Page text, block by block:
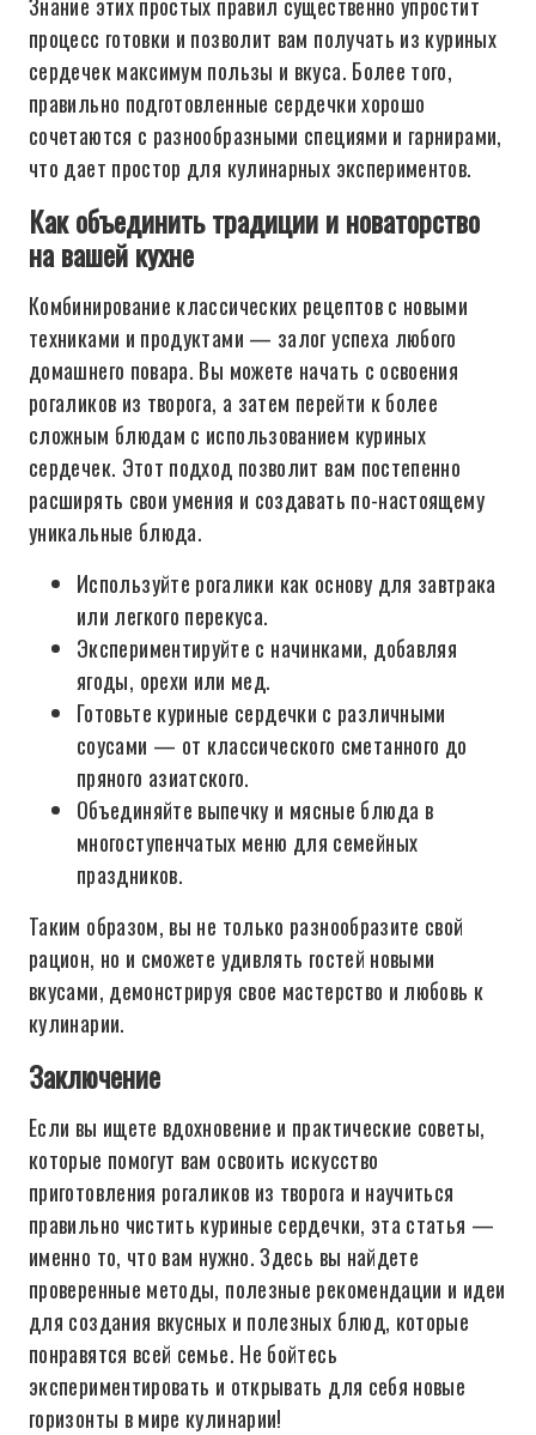
процесс готовки и позволит вам получать из куриных
сердечек максимум пользы и вкуса. Более того,
правильно подготовленные сердечки хорошо
сочетаются с разнообразными специями и гарнирами,
что дает простор для кулинарных экспериментов.
Как объединить традиции и новаторство
на вашей кухне
Комбинирование классических рецептов с новыми
техниками и продуктами — залог успеха любого
домашнего повара. Вы можете начать с освоения
рогаликов из творога, а затем перейти к более
сложным блюдам с использованием куриных
сердечек. Этот подход позволит вам постепенно
расширять свои умения и создавать по-настоящему
уникальные блюда.
Используйте рогалики как основу для завтрака
или легкого перекуса.
Экспериментируйте с начинками, добавляя
ягоды, орехи или мед.
Готовьте куриные сердечки с различными
соусами — от классического сметанного до
пряного азиатского.
Объединяйте выпечку и мясные блюда в
многоступенчатых меню для семейных
праздников.
Таким образом, вы не только разнообразите свой
рацион, но и сможете удивлять гостей новыми
вкусами, демонстрируя свое мастерство и любовь к
кулинарии.
Заключение
Если вы ищете вдохновение и практические советы,
которые помогут вам освоить искусство
приготовления рогаликов из творога и научиться
правильно чистить куриные сердечки, эта статья —
именно то, что вам нужно. Здесь вы найдете
проверенные методы, полезные рекомендации и идеи
для создания вкусных и полезных блюд, которые
понравятся всей семье. Не бойтесь
экспериментировать и открывать для себя новые
горизонты в мире кулинарии!